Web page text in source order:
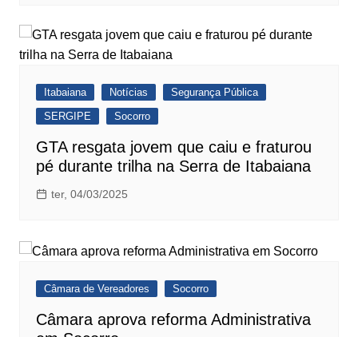
Itabaiana Notícias
Segurança Pública
SERGIPE
Socorro
GTA resgata jovem que caiu e fraturou
pé durante trilha na Serra de Itabaiana
ter, 04/03/2025
Câmara de Vereadores Socorro
Câmara aprova reforma Administrativa